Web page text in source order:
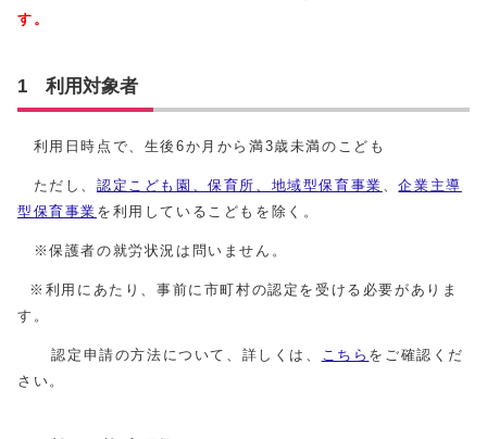
す。
1 利用対象者
利用日時点で、生後6か月から満3歳未満のこども
ただし、 認定こども園、保育所、地域型保育事業 、企業主導
型保育事業 を利用しているこどもを除く。
※保護者の就労状況は問いません。
※利用にあたり、事前に市町村の認定を受ける必要がありま
す。
認定申請の方法について、詳しくは、 こちら をご確認くだ
さい。